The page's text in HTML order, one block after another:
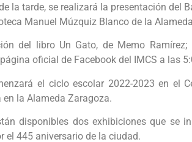
la tarde, se realizará la presentación del
Manuel Múzquiz Blanco de la
del libro Un Gato, de Memo
oficial de Facebook del IMCS a las
el ciclo escolar 2022-2023 en el
en la Alameda Zaragoza.
disponibles dos exhibiciones que se
el 445 aniversario de la ciudad.